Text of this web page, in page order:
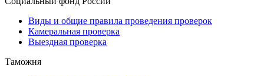
Виды и общие правила проведения проверок
Камеральная проверка
Выездная проверка
Таможня